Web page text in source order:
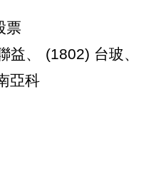
票
益、 (1802) 台玻、
亞科